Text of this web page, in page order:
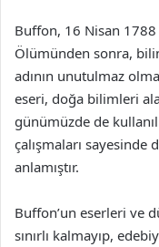
Buffon, 16 Nisan
Ölümünden sonra,
adının unutulmaz
eseri, doğa bilimleri
günümüzde de
çalışmaları sayesinde
anlamıştır.
Buffon’un eserleri ve
sınırlı kalmayıp,